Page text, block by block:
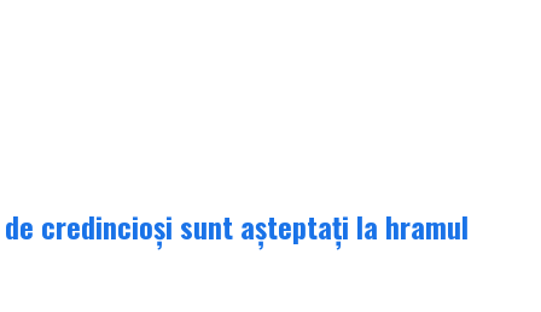
credincioși sunt așteptați la hramul